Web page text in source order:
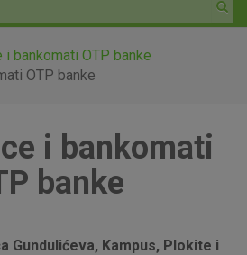
bankomati OTP banke
OTP banke
i bankomati
banke
Gundulićeva, Kampus, Plokite i